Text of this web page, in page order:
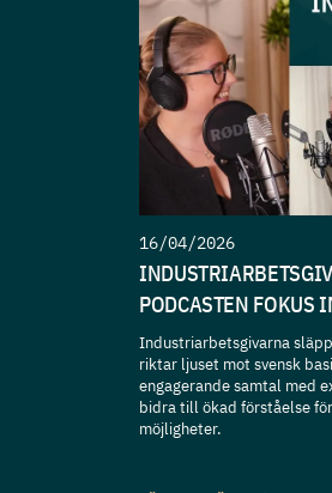
16/04/2026
PODCASTEN FOKUS
Industriarbetsgivarna
riktar ljuset mot svensk
engagerande samtal med
bidra till ökad förståelse
möjligheter.